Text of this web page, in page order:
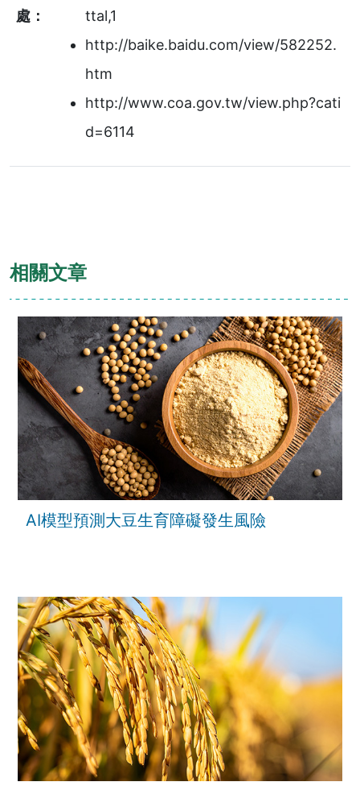
處：
ttal,1
http://baike.baidu.com/view/582252.
htm
http://www.coa.gov.tw/view.php?cati
d=6114
相關文章
AI模型預測大豆生育障礙發生風險